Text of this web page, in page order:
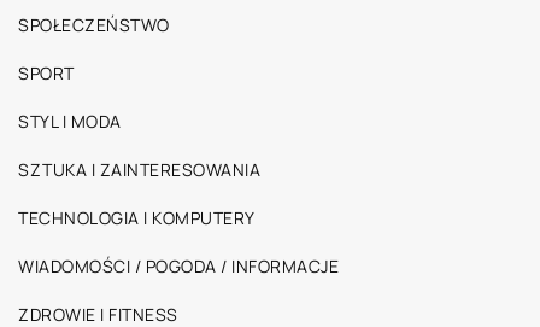
SPOŁECZEŃSTWO
SPORT
STYL I MODA
SZTUKA I ZAINTERESOWANIA
TECHNOLOGIA I KOMPUTERY
WIADOMOŚCI / POGODA / INFORMACJE
ZDROWIE I FITNESS